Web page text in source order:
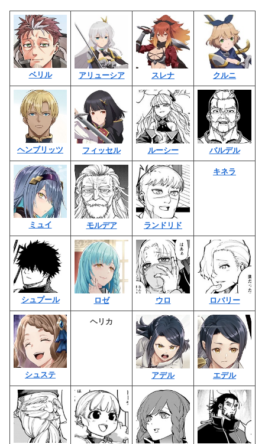
ベリル アリューシア スレナ クルニ
ヘンブリッツ フィッセル ルーシー バルデル
ミュイ モルデア ランドリド
キネラ
シュプール ロゼ ウロ ロバリー
シュステ
ヘリカ
アデル エデル